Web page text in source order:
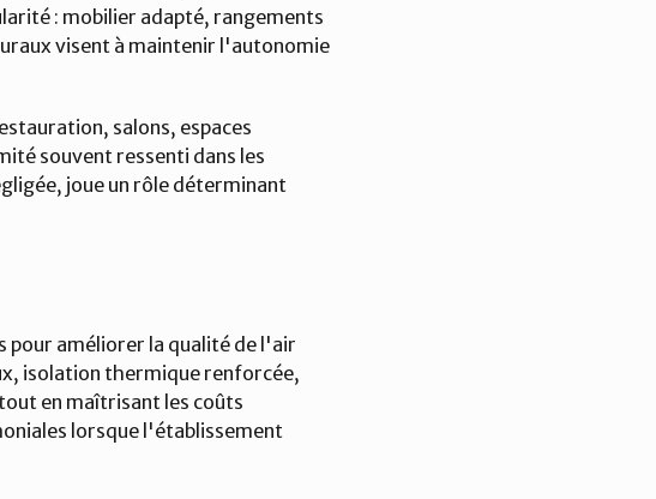
: mobilier adapté, rangements
visent à maintenir l'autonomie
salons, espaces
souvent ressenti dans les
joue un rôle déterminant
pour améliorer la qualité de l'air
isolation thermique renforcée,
en maîtrisant les coûts
lorsque l'établissement